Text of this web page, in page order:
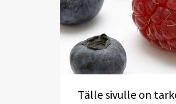
Tälle sivulle on